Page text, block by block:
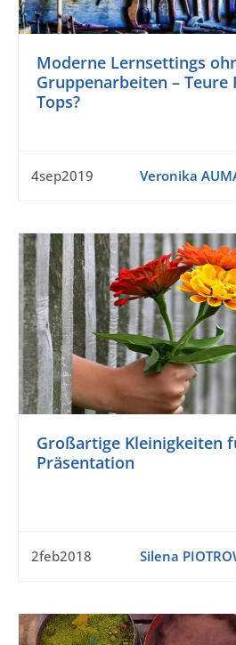
Moderne Lernsettings
Gruppenarbeiten – Teure
Tops?
4sep2019 Veronika
Großartige Kleinigkeiten
Präsentation
2feb2018 Silena